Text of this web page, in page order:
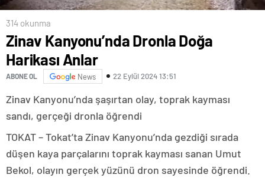
314 okunma
Zinav Kanyonu’nda Dronla Doğa
Harikası Anlar
ABONE OL News 22 Eylül 2024 13:51
Zinav Kanyonu’nda şaşırtan olay, toprak kayması
sandı, gerçeği dronla öğrendi
TOKAT – Tokat’ta Zinav Kanyonu’nda gezdiği sırada
düşen kaya parçalarını toprak kayması sanan Umut
Bekol, olayın gerçek yüzünü dron sayesinde öğrendi.